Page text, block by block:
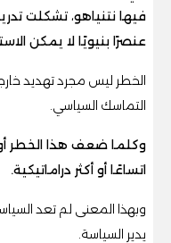
فيها نتنياهو، تشكلت
عنصرًا بنيويًا لا يمكن
الخطر ليس مجرد تهديد
التماسك السياسي.
وكلما ضعف هذا الخطر أو
اتساعًا أو أكثر دراماتيكية.
وبهذا المعنى لم تعد
يدير السياسة.